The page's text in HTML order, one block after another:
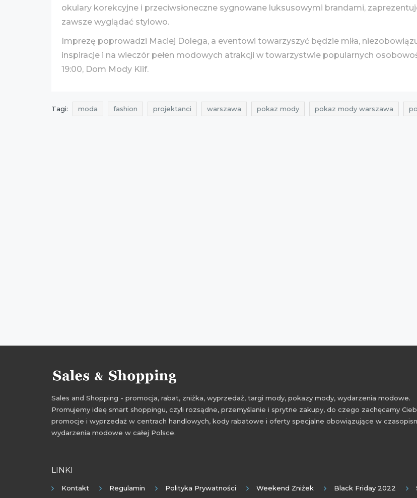
okulary korekcyjne i przeciwsłoneczne sygnowane luksusowymi brandami,
zawsze wyglądać stylowo.
Imprezę poprowadzi Maciej Dolega, a eventowi towarzyszyć będzie miła,
inspiracje i na wieczór pełen modowych atrakcji w towarzystwie popularnych
19:00, Dom Mody Klif.
Tagi: moda fashion projektanci warszawa pokaz mody pokaz mody warszawa
Sales and Shopping - promocja, rabat, zniżka, wyprzedaż, targi mody, pokazy mody, wydarzenia modowe.
Promujemy ideę smart shoppingu, czyli rozsądne, przemyślanie i sprytne zakupy, do czego zachęcamy
promocje i wyprzedaż w centrach handlowych, kody rabatowe i oferty specjalne obowiązujące w
wydarzenia modowe w całej Polsce.
LINKI
Kontakt Regulamin Polityka Prywatności Weekend Zniżek Black Friday 2022